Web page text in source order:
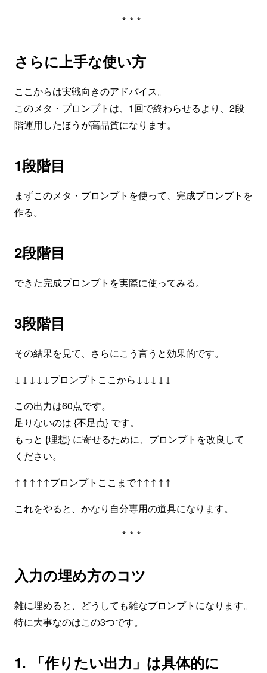
***
さらに上手な使い方
ここからは実戦向きのアドバイス。
このメタ・プロンプトは、1回で終わらせるより、2段
階運用したほうが高品質になります。
1段階目
まずこのメタ・プロンプトを使って、完成プロンプトを
作る。
2段階目
できた完成プロンプトを実際に使ってみる。
3段階目
その結果を見て、さらにこう言うと効果的です。
↓↓↓↓↓プロンプトここから↓↓↓↓↓
この出力は60点です。
足りないのは {不足点} です。
もっと {理想} に寄せるために、プロンプトを改良して
ください。
↑↑↑↑↑プロンプトここまで↑↑↑↑↑
これをやると、かなり自分専用の道具になります。
***
入力の埋め方のコツ
雑に埋めると、どうしても雑なプロンプトになります。
特に大事なのはこの3つです。
1. 「作りたい出力」は具体的に